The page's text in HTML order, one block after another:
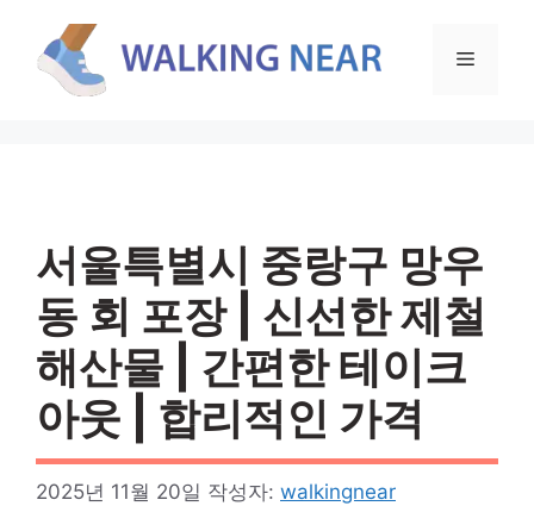
메
서울특별시 중랑구 망우
동 회 포장 | 신선한 제철
해산물 | 간편한 테이크
아웃 | 합리적인 가격
2025년 11월 20일 작성자: walkingnear